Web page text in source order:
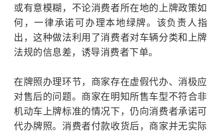
或有意模糊，不论消费者所在地的上牌政策如
何，一律承诺可办理本地绿牌。该负责人指
出，这种做法利用了消费者对车辆分类和上牌
法规的信息差，诱导消费者下单。
在牌照办理环节，商家存在虚假代办、消极应
对售后的问题。商家在明知所售车型不符合非
机动车上牌标准的情况下，仍向消费者承诺可
代办牌照。消费者付款收货后，商家并无实际